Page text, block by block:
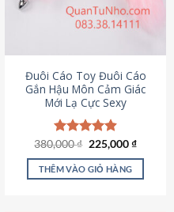
chọn
chọn
trên
trang
sản
phẩm
Đuôi Cáo Toy Đuôi Cáo
Gắn Hậu Môn Cảm Giác
Mới Lạ Cực Sexy
Được xếp
hạng4.88
5 sao
380,000₫ Giá
là:
380,000 ₫.
225,000₫Giá
tại
THÊM VÀO GIỎ HÀNG